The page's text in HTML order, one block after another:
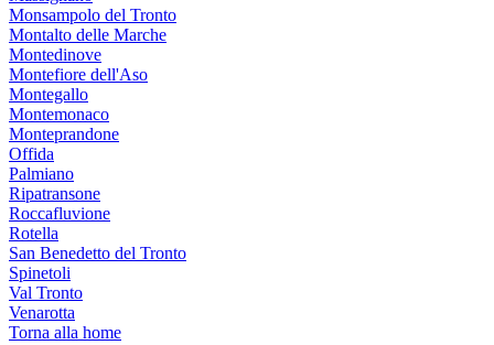
Monsampolo del Tronto
Montalto delle Marche
Montedinove
Montefiore dell'Aso
Montegallo
Montemonaco
Monteprandone
Offida
Palmiano
Ripatransone
Roccafluvione
Rotella
San Benedetto del Tronto
Spinetoli
Val Tronto
Venarotta
Torna alla home